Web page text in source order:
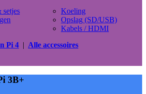
setjes
Koeling
Opslag (SD/USB)
Kabels / HDMI
Pi 4 | Alle accessoires
3B+